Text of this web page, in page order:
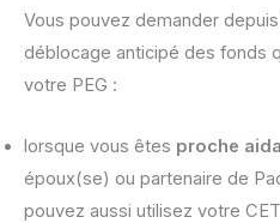
Vous pouvez demander
déblocage anticipé des fonds
votre PEG :
lorsque vous êtes proche
époux(se) ou partenaire de
pouvez aussi utilisez votre